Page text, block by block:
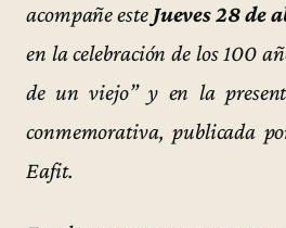
acompañe este Jueves 28 de
en la celebración de los 100
de un viejo” y en la
conmemorativa, publicada
Eafit.